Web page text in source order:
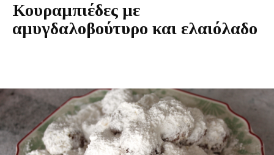
Κουραμπιέδες με
αμυγδαλοβούτυρο και ελαιόλαδο